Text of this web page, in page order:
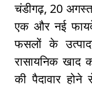
चंडीगढ़, 20
एक और नई
फसलों के
रासायनिक खाद
की पैदावार